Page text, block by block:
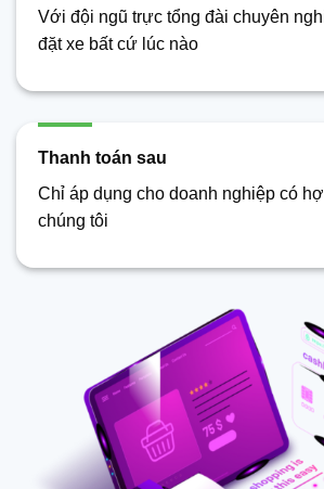
Với đội ngũ trực tổng đài chuyên
đặt xe bất cứ lúc nào
Thanh toán sau
Chỉ áp dụng cho doanh nghiệp có
chúng tôi